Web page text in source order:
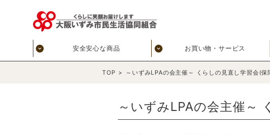
安全安心な商品 お買い物・サービス
TOP > ～いずみLPAの会主催～ くらしの見直し学習会(保
～いずみLPAの会主催～